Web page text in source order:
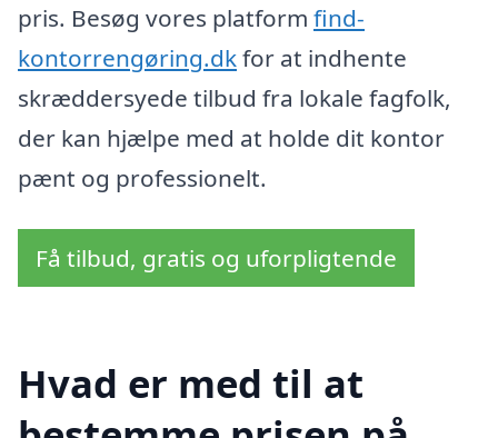
pris. Besøg vores platform find-
kontorrengøring.dkfor at indhente
skræddersyede tilbud fra lokale fagfolk,
der kan hjælpe med at holde dit kontor
pænt og professionelt.
Få tilbud, gratis og uforpligtende
Hvad er med til at